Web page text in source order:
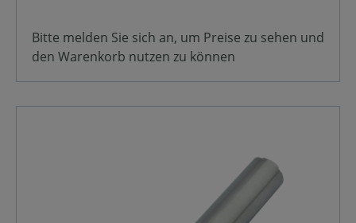
Bitte melden Sie sich an, um Preise zu sehen und
den Warenkorb nutzen zu können